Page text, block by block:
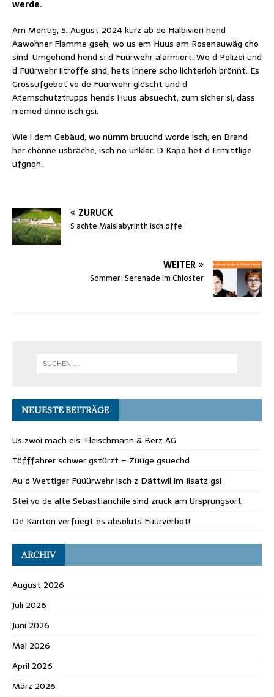
werde.
Am Mentig, 5. August 2024 kurz ab de Halbivieri hend
Aawohner Flamme gseh, wo us em Huus am Rosenauwäg cho
sind. Umgehend hend si d Füürwehr alarmiert. Wo d Polizei und
d Füürwehr iitroffe sind, hets innere scho lichterloh brönnt. Es
Grossufgebot vo de Füürwehr glöscht und d
Atemschutztrupps hends Huus absuecht, zum sicher si, dass
niemed dinne isch gsi.
Wie i dem Gebäud, wo nümm bruuchd worde isch, en Brand
her chönne usbräche, isch no unklar. D Kapo het d Ermittlige
ufgnoh.
ZURÜCK
S achte Maislabyrinth isch offe
WEITER
Sommer-Serenade im Chloster
NEUESTE BEITRÄGE
Us zwoi mach eis: Fleischmann & Berz AG
Töfffahrer schwer gstürzt – Züüge gsuechd
Au d Wettiger Füüürwehr isch z Dättwil im Iisatz gsi
Stei vo de alte Sebastianchile sind zruck am Ursprungsort
De Kanton verfüegt es absoluts Füürverbot!
ARCHIV
August 2026
Juli 2026
Juni 2026
Mai 2026
April 2026
März 2026